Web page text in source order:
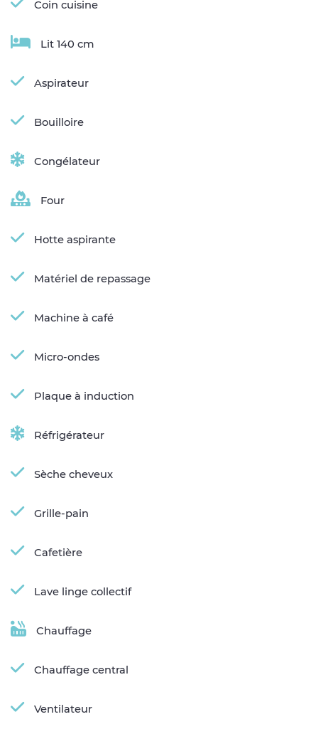
Coin cuisine
Lit 140 cm
Aspirateur
Bouilloire
Congélateur
Four
Hotte aspirante
Matériel de repassage
Machine à café
Micro-ondes
Plaque à induction
Réfrigérateur
Sèche cheveux
Grille-pain
Cafetière
Lave linge collectif
Chauffage
Chauffage central
Ventilateur